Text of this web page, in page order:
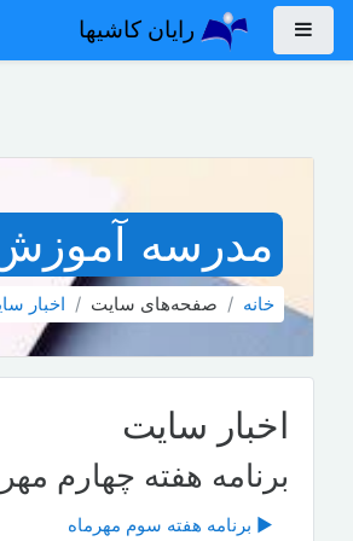
پرش به محتوای اصلی
پنل کناری رایان کاشیها
مدرسه آموزش
خانه صفحه‌های سایت اخبار
اخبار سايت
برنامه هفته چهارم
▶︎ برنامه هفته سوم مهرماه